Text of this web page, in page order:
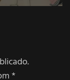
*